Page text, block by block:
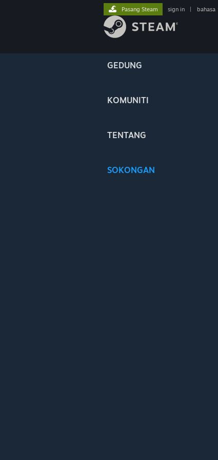
GEDUNG
KOMUNITI
TENTANG
SOKONGAN
Pasang Steam sign in bahasa